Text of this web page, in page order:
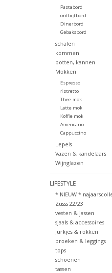
Pastabord
ontbijtbord
Dinerbord
Gebaksbord
schalen
kommen
potten, kannen
Mokken
Espresso
ristretto
Thee mok
Latte mok
Koffie mok
Americano
Cappuccino
Lepels
Vazen & kandelaars
Wijnglazen
LIFESTYLE
* NIEUW *
Zusss 22/23
vesten & jassen
sjaals & accessoires
jurkjes & rokken
broeken & leggings
tops
schoenen
tassen